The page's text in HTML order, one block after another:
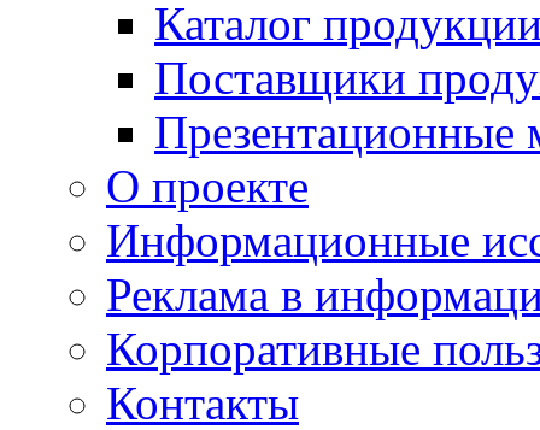
Каталог
Поставщики
Презентационные
О проекте
Информационные
Реклама в
Корпоративные
Контакты